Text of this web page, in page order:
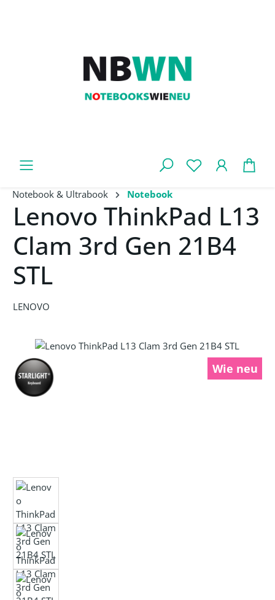
Notebook & Ultrabook Notebook
Lenovo ThinkPad L13
Clam 3rd Gen 21B4
STL
LENOVO
Bildergalerie überspringen
Wie neu